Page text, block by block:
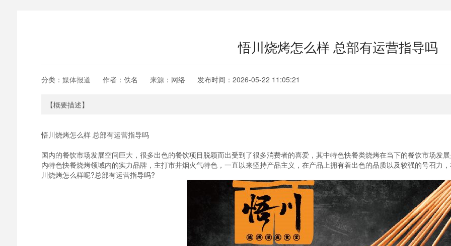
悟川烧烤怎么样 总部有运营指导吗
分类： 媒体报道 作者：佚名 来源：网络 发布时间： 2026-05-22 11:05:21
【概要描述】
悟川烧烤怎么样 总部有运营指导吗
国内的餐饮市场发展空间巨大，很多出色的餐饮项目脱颖而出受到了很多消费者的喜爱，其中特色快餐类烧烤在当下的餐饮市场发
内特色快餐烧烤领域内的实力品牌，主打市井烟火气特色，一直以来坚持产品主义，在产品上拥有着出色的品质以及较强的号召力
川烧烤怎么样呢?总部有运营指导吗?